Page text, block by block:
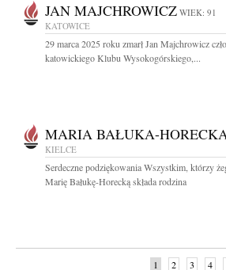
JAN MAJCHROWICZ WIEK: 91
KATOWICE
29 marca 2025 roku zmarł Jan Majchrowicz
katowickiego Klubu Wysokogórskiego,...
MARIA BAŁUKA-
KIELCE
Serdeczne podziękowania Wszystkim, którzy
Marię Bałukę-Horecką składa rodzina
1 2 3 4